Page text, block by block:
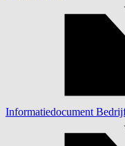
Informatiedocument